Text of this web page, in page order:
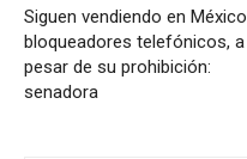
Siguen vendiendo en México
bloqueadores telefónicos, a
pesar de su prohibición:
senadora